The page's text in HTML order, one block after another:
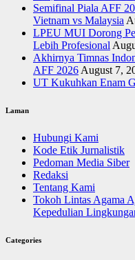
Semifinal Piala AFF
Vietnam vs Malaysia
LPEU MUI Dorong
Lebih Profesional
Akhirnya Timnas
AFF 2026 August 7,
UT Kukuhkan Enam
Laman
Hubungi Kami
Kode Etik Jurnalistik
Pedoman Media Siber
Redaksi
Tentang Kami
Tokoh Lintas Agama
Kepedulian
Categories